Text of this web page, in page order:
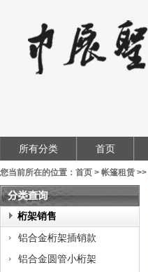
所有分类 首页
您当前所在的位置： 首页 > 帐篷租赁 >>
桁架销售
铝合金桁架插销款
铝合金圆管小桁架